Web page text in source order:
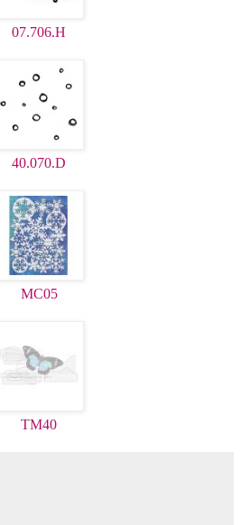
07.706.H
40.070.D
MC05
TM40